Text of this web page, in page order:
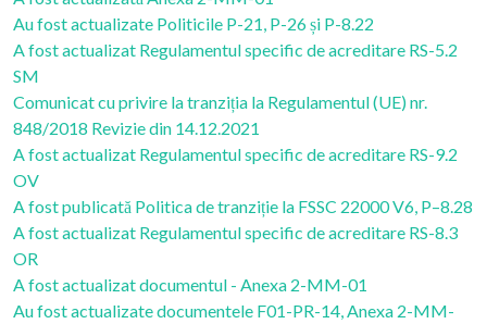
Au fost actualizate Politicile P-21, P-26 și P-8.22
A fost actualizat Regulamentul specific de acreditare RS-5.2
SM
Comunicat cu privire la tranziția la Regulamentul (UE) nr.
848/2018 Revizie din 14.12.2021
A fost actualizat Regulamentul specific de acreditare RS-9.2
OV
A fost publicată Politica de tranziție la FSSC 22000 V6, P–8.28
A fost actualizat Regulamentul specific de acreditare RS-8.3
OR
A fost actualizat documentul - Anexa 2-MM-01
Au fost actualizate documentele F01-PR-14, Anexa 2-MM-